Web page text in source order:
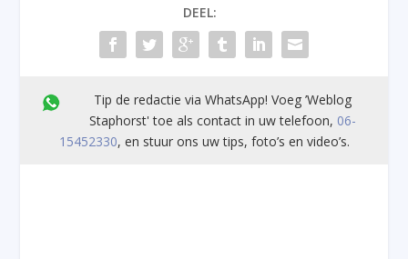
DEEL:
Tip de redactie via WhatsApp! Voeg ’Weblog
Staphorst' toe als contact in uw telefoon, 06-
15452330, en stuur ons uw tips, foto’s en video’s.